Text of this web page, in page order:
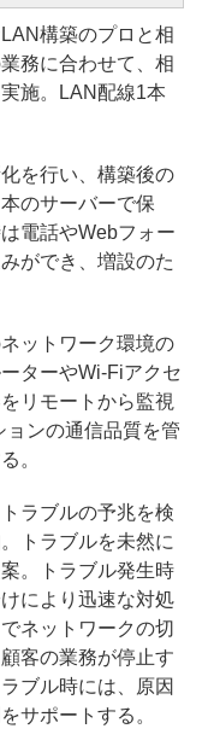
構築のプロと相
務に合わせて、相
施。LAN配線1本
を行い、構築後の
のサーバーで保
電話やWebフォー
ができ、増設のた
ットワーク環境の
ターやWi-Fiアクセ
リモートから監視
ンの通信品質を管
。
ラブルの予兆を検
トラブルを未然に
。トラブル発生時
により迅速な対処
ネットワークの切
客の業務が停止す
ブル時には、原因
サポートする。